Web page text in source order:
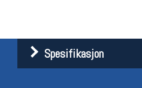
Spesifikasjon